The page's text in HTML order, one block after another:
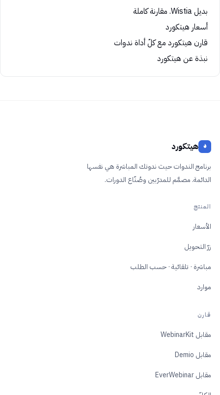
بديل Wistia. مقارنة كاملة
أسعار هيتكورد
قارن هيتكورد مع كلّ أداة ندوات
نبذة عن هيتكورد
هيتكورد
برنامج الندوات حيث ندوتك المباشرة هي نفسها
الدائمة. مصمَّم للمدرّبين وصُنّاع الدورات.
المنتج
الأسعار
زرّ التحويل
مباشرة · تلقائية · حسب الطلب
موارد
قارن
مقابل WebinarKit
مقابل Demio
مقابل EverWebinar